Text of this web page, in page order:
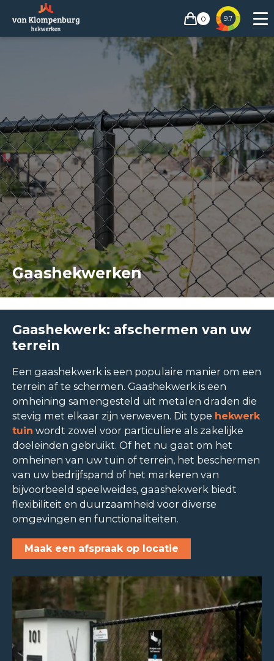
0 9.7
Gaashekwerken
Gaashekwerk: afschermen van uw
terrein
Een gaashekwerk is een populaire manier om een
terrein af te schermen. Gaashekwerk is een
omheining samengesteld uit metalen draden die
stevig met elkaar zijn verweven. Dit type hekwerk
tuin wordt zowel voor particuliere als zakelijke
doeleinden gebruikt. Of het nu gaat om het
omheinen van uw tuin of terrein, het beschermen
van uw bedrijfspand of het markeren van
bijvoorbeeld speelweides, gaashekwerk biedt
flexibiliteit en duurzaamheid voor diverse
omgevingen en functionaliteiten.
Maak een afspraak op locatie